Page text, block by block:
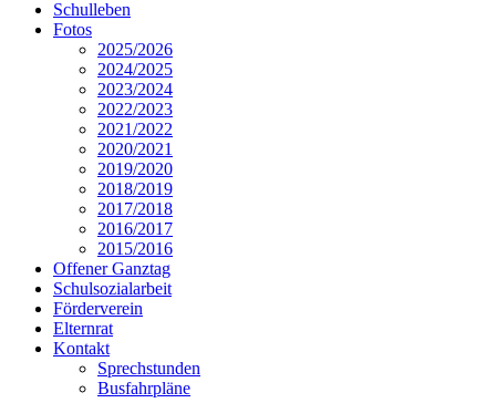
Schulleben
Fotos
2025/2026
2024/2025
2023/2024
2022/2023
2021/2022
2020/2021
2019/2020
2018/2019
2017/2018
2016/2017
2015/2016
Offener Ganztag
Schulsozialarbeit
Förderverein
Elternrat
Kontakt
Sprechstunden
Busfahrpläne